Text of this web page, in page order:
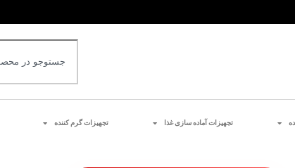
تجهیزات آماده سازی غذا تجهیزات گرم کننده